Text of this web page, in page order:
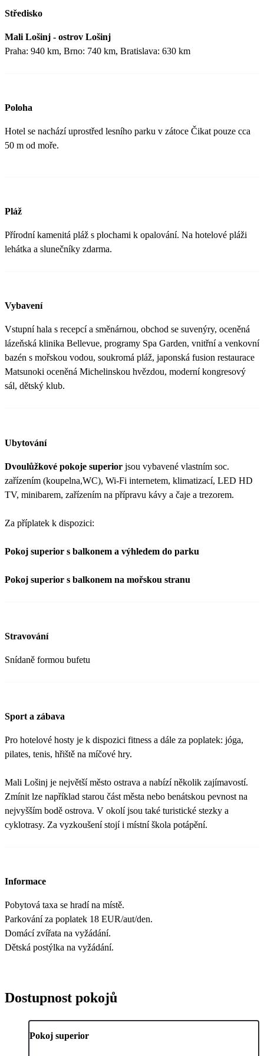
Středisko
Mali Lošinj - ostrov Lošinj
Praha: 940 km, Brno: 740 km, Bratislava: 630 km
Poloha
Hotel se nachází uprostřed lesního parku v zátoce Čikat pouze cca
50 m od moře.
Pláž
Přírodní kamenitá pláž s plochami k opalování. Na hotelové pláži
lehátka a slunečníky zdarma.
Vybavení
Vstupní hala s recepcí a směnárnou, obchod se suvenýry, oceněná
lázeňská klinika Bellevue, programy Spa Garden, vnitřní a venkovní
bazén s mořskou vodou, soukromá pláž, japonská fusion restaurace
Matsunoki oceněná Michelinskou hvězdou, moderní kongresový
sál, dětský klub.
Ubytování
Dvoulůžkové pokoje superior jsou vybavené vlastním soc.
zařízením (koupelna,WC), Wi-Fi internetem, klimatizací, LED HD
TV, minibarem, zařízením na přípravu kávy a čaje a trezorem.
Za příplatek k dispozici:
Pokoj superior s balkonem a výhledem do parku
Pokoj superior s balkonem na mořskou stranu
Stravování
Snídaně formou bufetu
Sport a zábava
Pro hotelové hosty je k dispozici fitness a dále za poplatek: jóga,
pilates, tenis, hřiště na míčové hry.
Mali Lošinj je největší město ostrava a nabízí několik zajímavostí.
Zmínit lze například starou část města nebo benátskou pevnost na
nejvyšším bodě ostrova. V okolí jsou také turistické stezky a
cyklotrasy. Za vyzkoušení stojí i místní škola potápění.
Informace
Pobytová taxa se hradí na místě.
Parkování za poplatek 18 EUR/aut/den.
Domácí zvířata na vyžádání.
Dětská postýlka na vyžádání.
Dostupnost pokojů
Pokoj superior